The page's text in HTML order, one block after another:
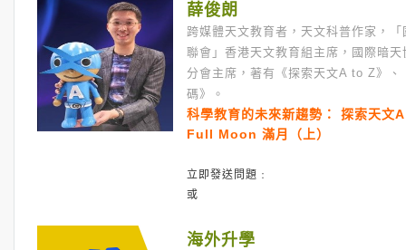
薛俊朗
跨媒體天文教育者，天文科普作家，「
聯會」香港天文教育組主席，國際暗天
分會主席，著有《探索天文A to Z》、
碼》。
科學教育的未來新趨勢： 探索天文
Full Moon 滿月（上）
立即發送問題﹕
或
海外升學